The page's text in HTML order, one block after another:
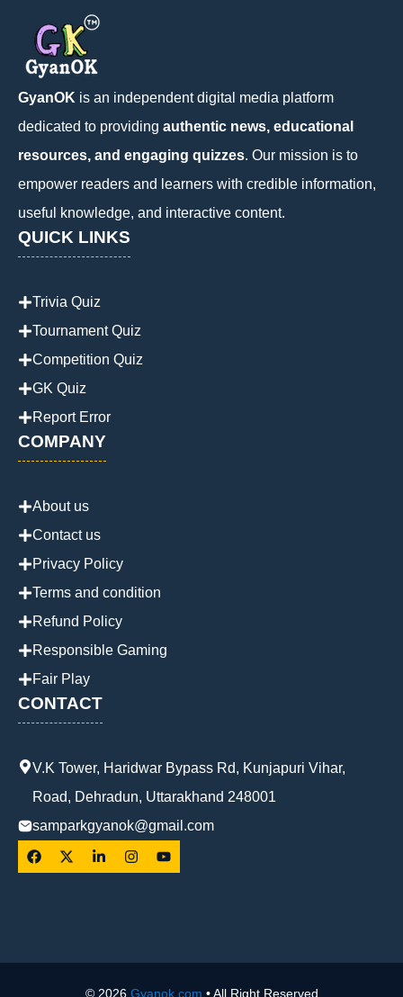
GyanOK is an independent digital media platform
dedicated to providing authentic news, educational
resources, and engaging quizzes. Our mission is to
empower readers and learners with credible information,
useful knowledge, and interactive content.
QUICK LINKS
Trivia Quiz
Tournament Quiz
Competition Quiz
GK Quiz
Report Error
COMPANY
About us
Contact us
Privacy Policy
Terms and condition
Refund Policy
Responsible Gaming
Fair Play
CONTACT
V.K Tower, Haridwar Bypass Rd, Kunjapuri Vihar,
Road, Dehradun, Uttarakhand 248001
samparkgyanok@gmail.com
© 2026 Gyanok.com • All Right Reserved